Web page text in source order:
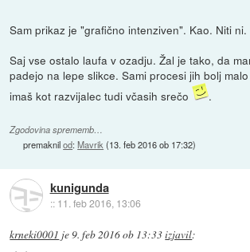
Sam prikaz je "grafično intenziven". Kao. Niti ni.
Saj vse ostalo laufa v ozadju. Žal je tako, da
padejo na lepe slikce. Sami procesi jih bolj
imaš kot razvijalec tudi včasih srečo
.
Zgodovina sprememb…
premaknilod:Mavrik (13. feb 2016 ob 17:32)
kunigunda
:: 11. feb 2016, 13:06
krneki0001 je9. feb 2016 ob 13:33izjavil: